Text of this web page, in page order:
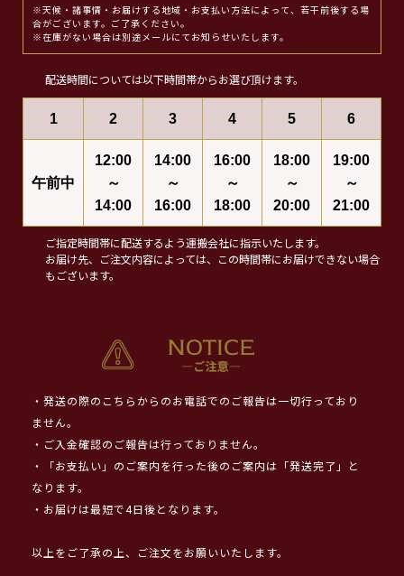
※天候・諸事情・お届けする地域・お支払い方法によって、若干前後する場
合がございます。ご了承ください。
※在庫がない場合は別途メールにてお知らせいたします。
配送時間については以下時間帯からお選び頂けます。
1 2 3 4 5 6
午前中
12:00
～
14:00
14:00
～
16:00
16:00
～
18:00
18:00
～
20:00
19:00
～
21:00
ご指定時間帯に配送するよう運搬会社に指示いたします。
お届け先、ご注文内容によっては、この時間帯にお届けできない場合
もございます。
・発送の際のこちらからのお電話でのご報告は一切行っており
ません。
・ご入金確認のご報告は行っておりません。
・「お支払い」のご案内を行った後のご案内は「発送完了」と
なります。
・お届けは最短で4日後となります。
以上をご了承の上、ご注文をお願いいたします。